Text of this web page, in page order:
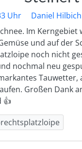
Uhr
Daniel Hilbich
Im
und auf der
noch nicht
nochmal neu
Großen Dank
👍